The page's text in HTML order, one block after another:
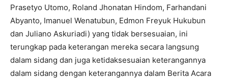
Prasetyo Utomo, Roland Jhonatan Hindom, Farhandani
Abyanto, Imanuel Wenatubun, Edmon Freyuk Hukubun
dan Juliano Askuriadi) yang tidak bersesuaian, ini
terungkap pada keterangan mereka secara langsung
dalam sidang dan juga ketidaksesuaian keterangannya
dalam sidang dengan keterangannya dalam Berita Acara